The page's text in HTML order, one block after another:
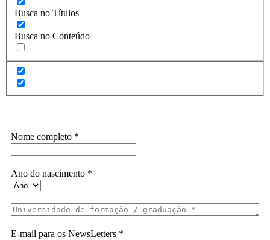
Busca no Títulos
Busca no Conteúdo
Nome completo *
Ano do nascimento *
E-mail para os NewsLetters *